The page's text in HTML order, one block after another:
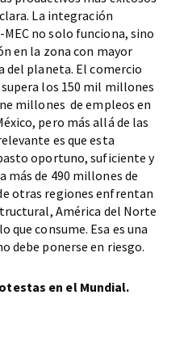
La integración
no solo funciona, sino
en la zona con mayor
planeta. El comercio
los 150 mil millones
millones de empleos en
pero más allá de las
es que esta
oportuno, suficiente y
más de 490 millones de
otras regiones enfrentan
América del Norte
que consume. Esa es una
debe ponerse en riesgo.
en el Mundial.